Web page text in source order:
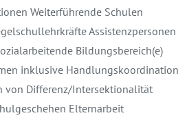
Weiterführende Schulen
Assistenzpersonen
Bildungsbereich(e)
inklusive Handlungskoordination
von Differenz/Intersektionalität
Elternarbeit